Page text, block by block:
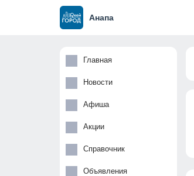
Анапа
Главная
Новости
Афиша
Акции
Справочник
Объявления